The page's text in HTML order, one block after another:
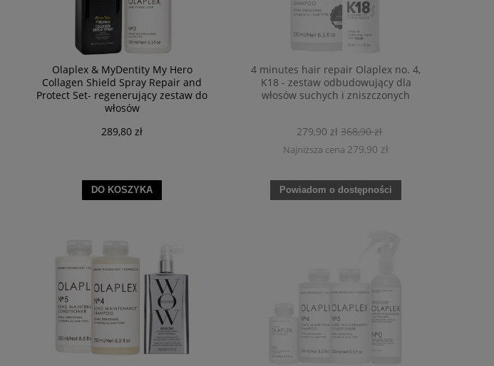
Olaplex & MyDentity My Hero
Collagen Shield Spray Repair and
Protect Set- regenerujący zestaw do
włosów
289,80 zł
DO KOSZYKA
4 minutes hair repair Olaplex no. 4,
K18 - zestaw odbudowujący dla
włosów suchych i zniszczonych
279,90 zł 368,90 zł
Najniższa cena 279,90 zł
Powiadom o dostępności